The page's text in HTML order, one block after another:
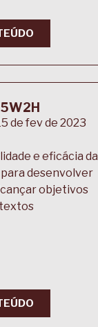
de fev de 2023
e eficácia da
desenvolver
objetivos